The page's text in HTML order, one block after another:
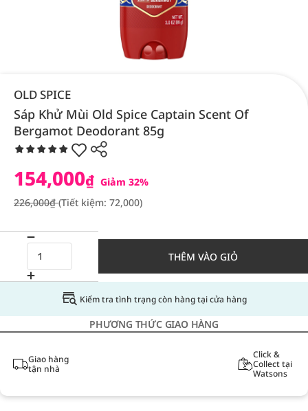
OLD SPICE
Sáp Khử Mùi Old Spice Captain Scent Of
Bergamot Deodorant 85g
154,000₫ Giảm 32%
226,000₫(Tiết kiệm: 72,000)
THÊM VÀO GIỎ
Kiểm tra tình trạng còn hàng tại cửa hàng
PHƯƠNG THỨC GIAO HÀNG
Giao hàng
tận nhà
Click &
Collect tại
Watsons